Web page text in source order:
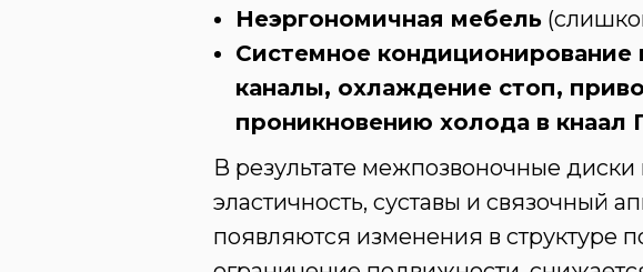
Неэргономичная мебель
Системное
каналы, охлаждение стоп,
проникновению холода в кнаал
В результате межпозвоночные
эластичность, суставы и связочный
появляются изменения в структуре